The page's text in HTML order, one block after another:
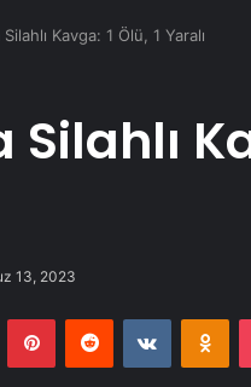
Silahlı Kavga: 1 Ölü, 1 Yaralı
Silahlı
13, 2023
PinterestReddit VKontakte